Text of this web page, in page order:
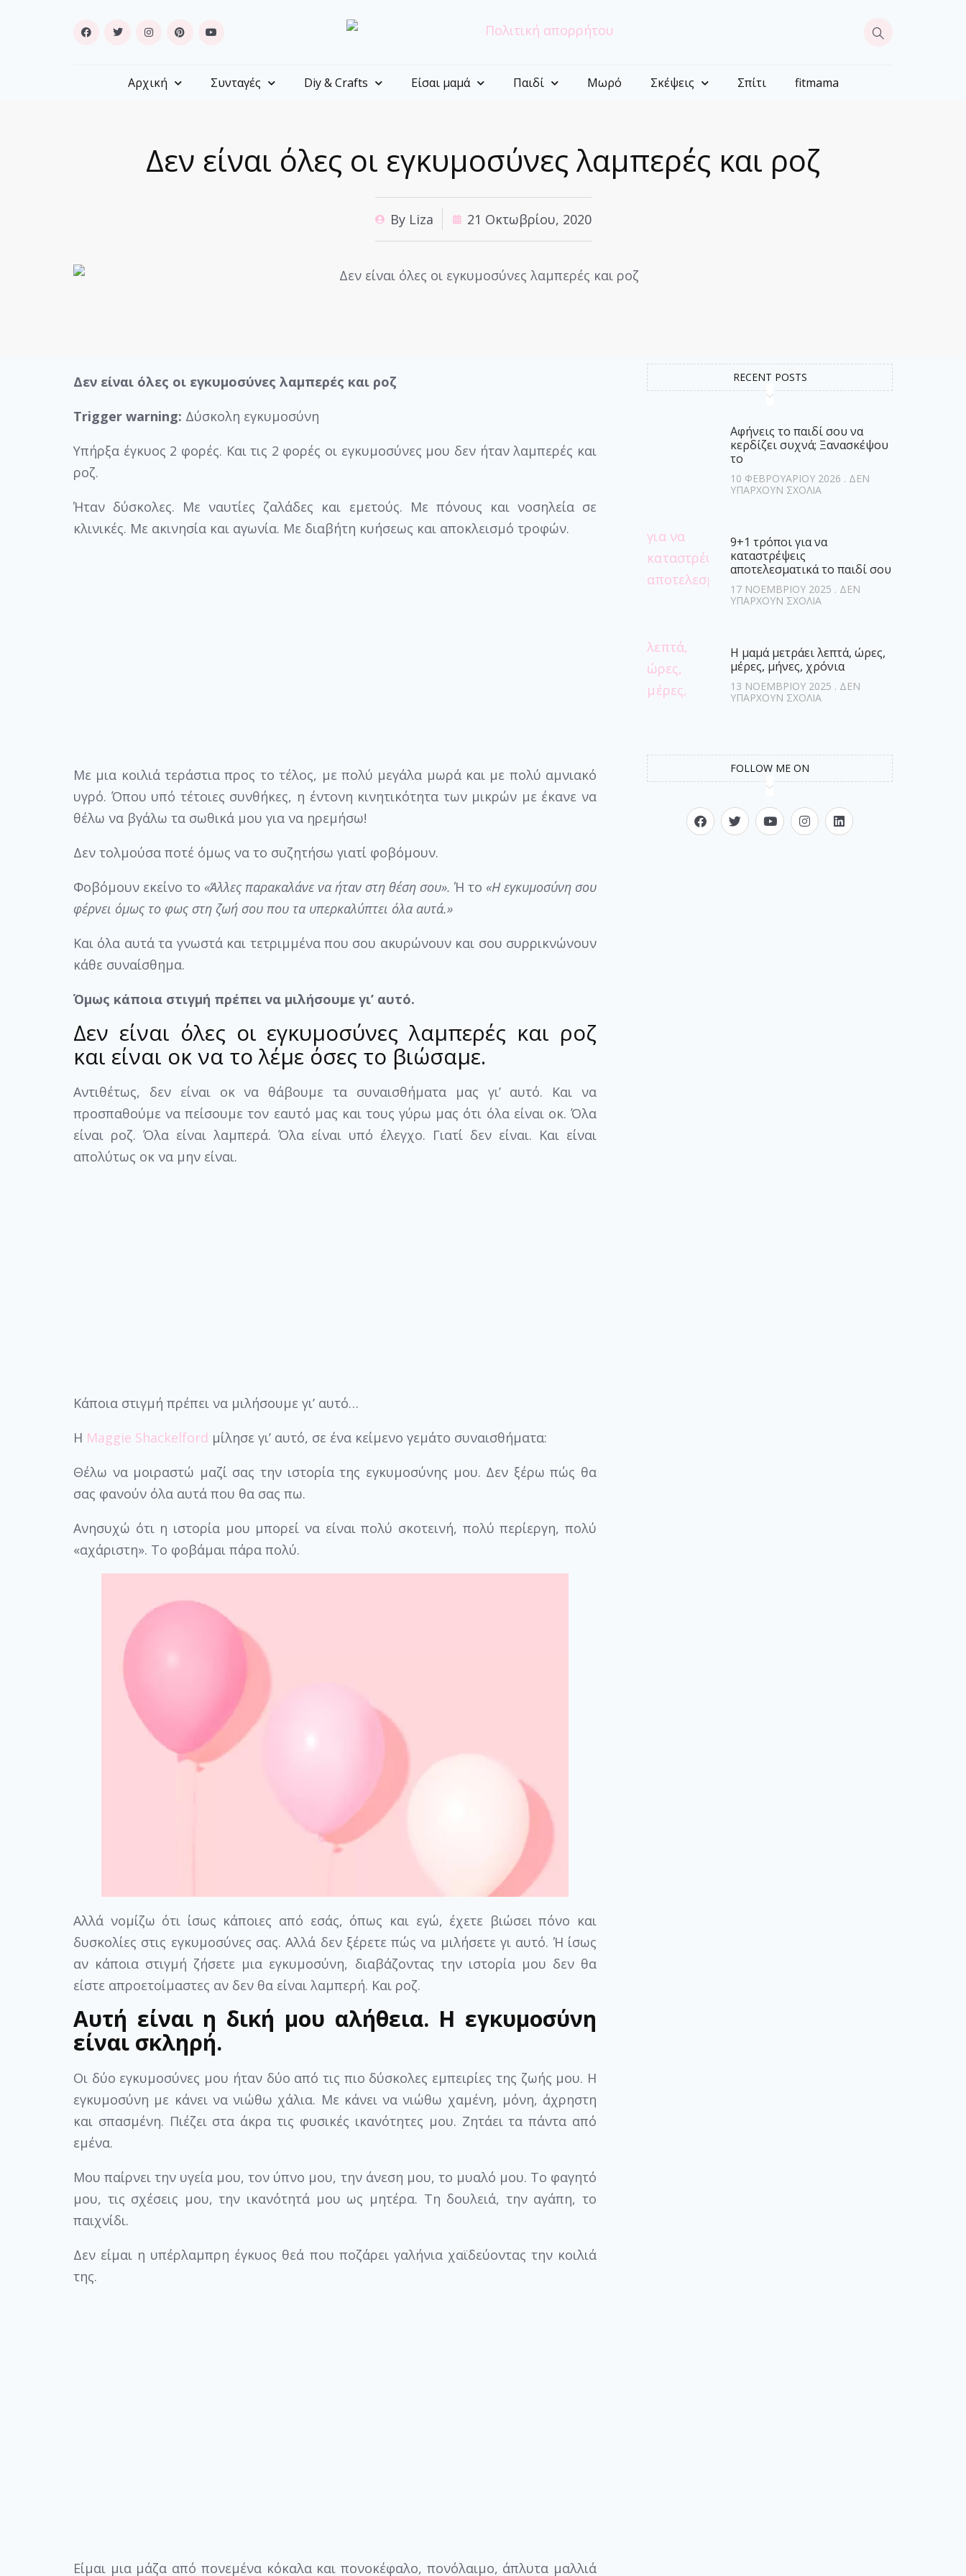
Αρχική Συνταγές Diy & Crafts Είσαι μαμά Παιδί Μωρό Σκέψεις Σπίτι fitmama
Δεν είναι όλες οι εγκυμοσύνες λαμπερές και ροζ
ByLiza 21 Οκτωβρίου, 2020
Δεν είναι όλες οι εγκυμοσύνες λαμπερές και ροζ
Trigger warning: Δύσκολη εγκυμοσύνη
Υπήρξα έγκυος 2 φορές. Και τις 2 φορές οι εγκυμοσύνες μου δεν ήταν λαμπερές και
ροζ.
Ήταν δύσκολες. Με ναυτίες ζαλάδες και εμετούς. Με πόνους και νοσηλεία σε
κλινικές. Με ακινησία και αγωνία. Με διαβήτη κυήσεως και αποκλεισμό τροφών.
Με μια κοιλιά τεράστια προς το τέλος, με πολύ μεγάλα μωρά και με πολύ αμνιακό
υγρό. Όπου υπό τέτοιες συνθήκες, η έντονη κινητικότητα των μικρών με έκανε να
θέλω να βγάλω τα σωθικά μου για να ηρεμήσω!
Δεν τολμούσα ποτέ όμως να το συζητήσω γιατί φοβόμουν.
Φοβόμουν εκείνο το «Άλλες παρακαλάνε να ήταν στη θέση σου». Ή το «Η εγκυμοσύνη σου
φέρνει όμως το φως στη ζωή σου που τα υπερκαλύπτει όλα αυτά.»
Και όλα αυτά τα γνωστά και τετριμμένα που σου ακυρώνουν και σου συρρικνώνουν
κάθε συναίσθημα.
Όμως κάποια στιγμή πρέπει να μιλήσουμε γι’ αυτό.
Δεν είναι όλες οι εγκυμοσύνες λαμπερές και ροζ
και είναι οκ να το λέμε όσες το βιώσαμε.
Αντιθέτως, δεν είναι οκ να θάβουμε τα συναισθήματα μας γι’ αυτό. Και να
προσπαθούμε να πείσουμε τον εαυτό μας και τους γύρω μας ότι όλα είναι οκ. Όλα
είναι ροζ. Όλα είναι λαμπερά. Όλα είναι υπό έλεγχο. Γιατί δεν είναι. Και είναι
απολύτως οκ να μην είναι.
Κάποια στιγμή πρέπει να μιλήσουμε γι’ αυτό…
H Maggie Shackelford μίλησε γι’ αυτό, σε ένα κείμενο γεμάτο συναισθήματα:
Θέλω να μοιραστώ μαζί σας την ιστορία της εγκυμοσύνης μου. Δεν ξέρω πώς θα
σας φανούν όλα αυτά που θα σας πω.
Ανησυχώ ότι η ιστορία μου μπορεί να είναι πολύ σκοτεινή, πολύ περίεργη, πολύ
«αχάριστη». Το φοβάμαι πάρα πολύ.
Αλλά νομίζω ότι ίσως κάποιες από εσάς, όπως και εγώ, έχετε βιώσει πόνο και
δυσκολίες στις εγκυμοσύνες σας. Αλλά δεν ξέρετε πώς να μιλήσετε γι αυτό. Ή ίσως
αν κάποια στιγμή ζήσετε μια εγκυμοσύνη, διαβάζοντας την ιστορία μου δεν θα
είστε απροετοίμαστες αν δεν θα είναι λαμπερή. Και ροζ.
Αυτή είναι η δική μου αλήθεια. Η εγκυμοσύνη
είναι σκληρή.
Οι δύο εγκυμοσύνες μου ήταν δύο από τις πιο δύσκολες εμπειρίες της ζωής μου. Η
εγκυμοσύνη με κάνει να νιώθω χάλια. Με κάνει να νιώθω χαμένη, μόνη, άχρηστη
και σπασμένη. Πιέζει στα άκρα τις φυσικές ικανότητες μου. Ζητάει τα πάντα από
εμένα.
Μου παίρνει την υγεία μου, τον ύπνο μου, την άνεση μου, το μυαλό μου. Το φαγητό
μου, τις σχέσεις μου, την ικανότητά μου ως μητέρα. Τη δουλειά, την αγάπη, το
παιχνίδι.
Δεν είμαι η υπέρλαμπρη έγκυος θεά που ποζάρει γαλήνια χαϊδεύοντας την κοιλιά
της.
Είμαι μια μάζα από πονεμένα κόκαλα και πονοκέφαλο, πονόλαιμο, άπλυτα μαλλιά
RECENT POSTS
Αφήνεις το παιδί σου να
κερδίζει συχνά; Ξανασκέψου
το
10 ΦΕΒΡΟΥΑΡΊΟΥ 2026
ΔΕΝ
ΥΠΆΡΧΟΥΝ ΣΧΌΛΙΑ
9+1 τρόποι για να
καταστρέψεις
αποτελεσματικά το παιδί σου
17 ΝΟΕΜΒΡΊΟΥ 2025
ΔΕΝ
ΥΠΆΡΧΟΥΝ ΣΧΌΛΙΑ
Η μαμά μετράει λεπτά, ώρες,
μέρες, μήνες, χρόνια
13 ΝΟΕΜΒΡΊΟΥ 2025
ΔΕΝ
ΥΠΆΡΧΟΥΝ ΣΧΌΛΙΑ
FOLLOW ME ON